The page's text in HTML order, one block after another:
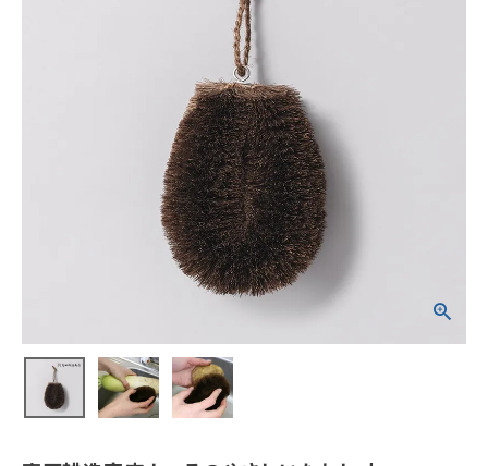
美容・コスメ・香水
衛生用品